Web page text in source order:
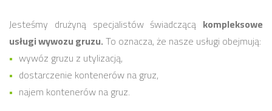
Jesteśmy drużyną specjalistów świadczącą kompleksowe
usługi wywozu gruzu.To oznacza, że nasze usługi obejmują:
wywóz gruzu z utylizacją,
dostarczenie kontenerów na gruz,
najem kontenerów na gruz.